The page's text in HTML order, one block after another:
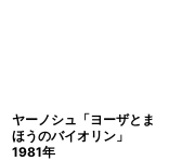
ヤーノシュ「ヨーザとま
ほうのバイオリン」
1981年